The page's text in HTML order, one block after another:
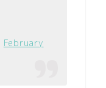
February